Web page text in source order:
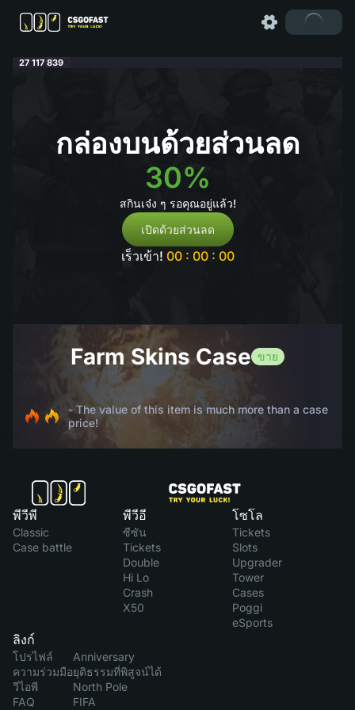
27 117 839
กล่องบนด้วยส่วนลด
30%
สกินเจ๋ง ๆ รอคุณอยู่แล้ว!
เปิดด้วยส่วนลด
เร็วเข้า! 00 : 00 : 00
Farm Skins Case ขาย
- The value of this item is much more than a case
price!
พีวีพี
Classic
Case battle
พีวีอี
ซีซัน
Tickets
Double
Hi Lo
Crash
X50
โซโล
Tickets
Slots
Upgrader
Tower
Cases
Poggi
eSports
ลิงก์
โปรไฟล์
ความร่วมมือ
วีไอพี
FAQ
Anniversary
ยุติธรรมที่พิสูจน์ได้
North Pole
FIFA